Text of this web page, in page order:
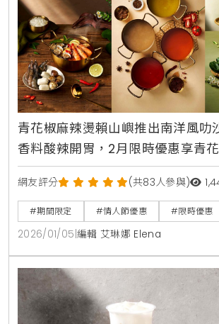
青花椒麻辣燙賴山嶼推出南洋風叻
香料酸辣開胃，2月限時優惠享青
升級，滿額288元再拿限量生活好
網友評分 (共83人參與)
#期間限定 #情人節優惠 #限時優惠
2026/01/05 編輯 艾琳娜 Elena